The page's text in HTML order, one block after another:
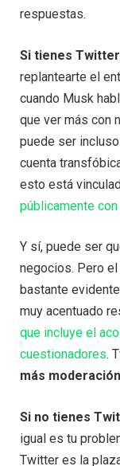
respuestas.
Si tienes Twitter
replantearte el
cuando Musk
que ver más con
puede ser
cuenta
esto está
públicamente
Y sí, puede ser
negocios. Pero
bastante
muy acentuado
que incluye el
cuestionadores.
más moderación
Si no tienes
igual es tu
Twitter es la